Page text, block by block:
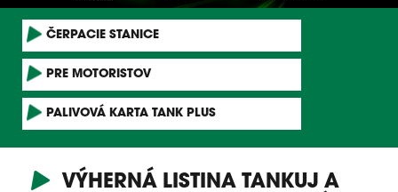
ČERPACIE STANICE
PRE MOTORISTOV
PALIVOVÁ KARTA TANK PLUS
VÝHERNÁ LISTINA TANKUJ A